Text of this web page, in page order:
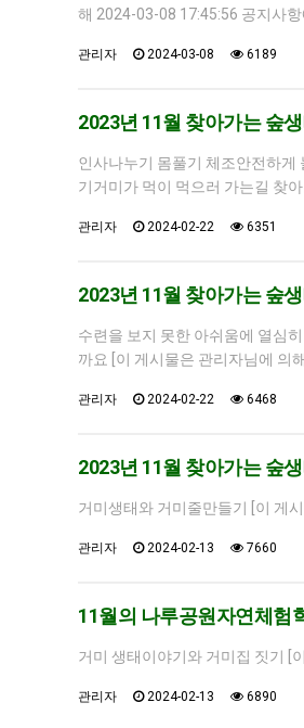
해 2024-03-08 17:45:56 공지사항
관리자 2024-03-08 6189
2023년 11월 찾아가는 숲
인사나누기 몸풀기 체조안전하게
기거미가 먹이 먹으러 가는길 찾
관리자 2024-02-22 6351
2023년 11월 찾아가는 숲
수련을 보지 못한 아쉬움에 열심
까요 [이 게시물은 관리자님에 의
관리자 2024-02-22 6468
2023년 11월 찾아가는 숲
거미생태와 거미줄만들기 [이 게
관리자 2024-02-13 7660
11월의 나루공원자연체험
거미 생태이야기와 거미집 짓기 [
관리자 2024-02-13 6890